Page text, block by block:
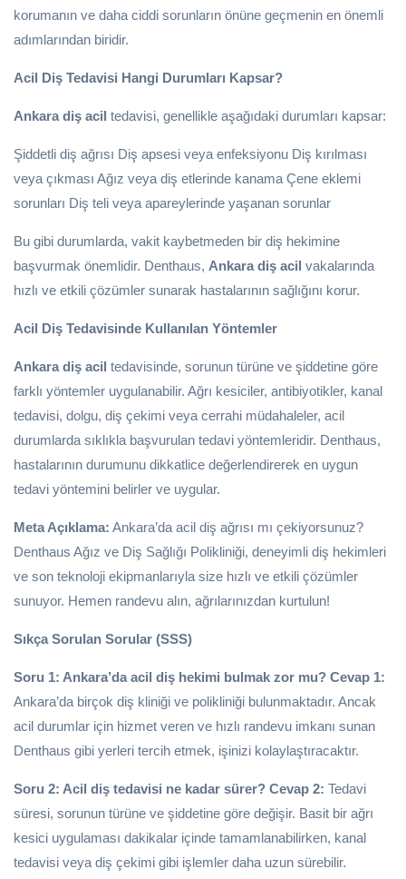
korumanın ve daha ciddi sorunların önüne geçmenin en önemli
adımlarından biridir.
Acil Diş Tedavisi Hangi Durumları Kapsar?
Ankara diş acil tedavisi, genellikle aşağıdaki durumları kapsar:
Şiddetli diş ağrısı Diş apsesi veya enfeksiyonu Diş kırılması
veya çıkması Ağız veya diş etlerinde kanama Çene eklemi
sorunları Diş teli veya apareylerinde yaşanan sorunlar
Bu gibi durumlarda, vakit kaybetmeden bir diş hekimine
başvurmak önemlidir. Denthaus, Ankara diş acil vakalarında
hızlı ve etkili çözümler sunarak hastalarının sağlığını korur.
Acil Diş Tedavisinde Kullanılan Yöntemler
Ankara diş acil tedavisinde, sorunun türüne ve şiddetine göre
farklı yöntemler uygulanabilir. Ağrı kesiciler, antibiyotikler, kanal
tedavisi, dolgu, diş çekimi veya cerrahi müdahaleler, acil
durumlarda sıklıkla başvurulan tedavi yöntemleridir. Denthaus,
hastalarının durumunu dikkatlice değerlendirerek en uygun
tedavi yöntemini belirler ve uygular.
Meta Açıklama: Ankara’da acil diş ağrısı mı çekiyorsunuz?
Denthaus Ağız ve Diş Sağlığı Polikliniği, deneyimli diş hekimleri
ve son teknoloji ekipmanlarıyla size hızlı ve etkili çözümler
sunuyor. Hemen randevu alın, ağrılarınızdan kurtulun!
Sıkça Sorulan Sorular (SSS)
Soru 1: Ankara’da acil diş hekimi bulmak zor mu? Cevap 1:
Ankara’da birçok diş kliniği ve polikliniği bulunmaktadır. Ancak
acil durumlar için hizmet veren ve hızlı randevu imkanı sunan
Denthaus gibi yerleri tercih etmek, işinizi kolaylaştıracaktır.
Soru 2: Acil diş tedavisi ne kadar sürer? Cevap 2: Tedavi
süresi, sorunun türüne ve şiddetine göre değişir. Basit bir ağrı
kesici uygulaması dakikalar içinde tamamlanabilirken, kanal
tedavisi veya diş çekimi gibi işlemler daha uzun sürebilir.